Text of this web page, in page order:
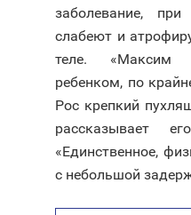
заболевание,
слабеют и
теле. «Максим
ребенком, по
Рос крепкий
рассказывает
«Единственное,
с небольшой